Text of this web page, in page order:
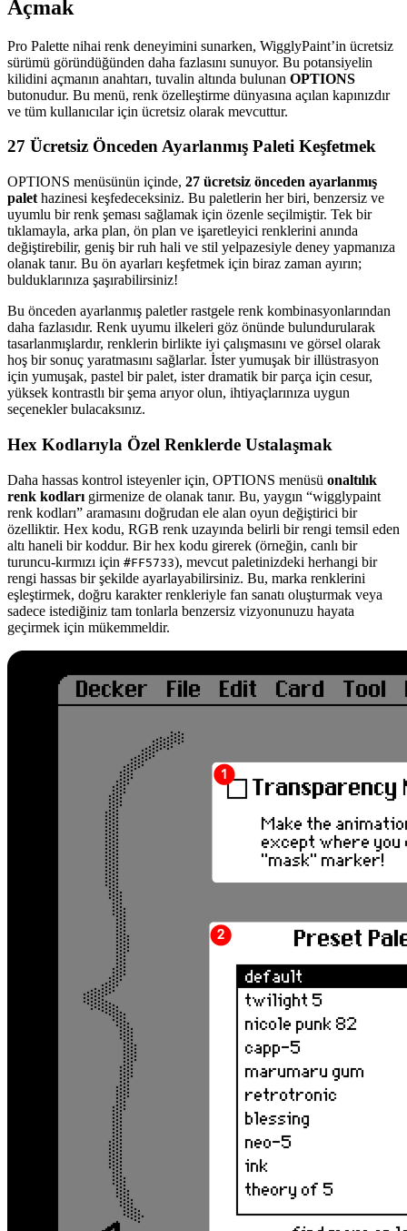
Açmak
Pro Palette nihai renk deneyimini sunarken, WigglyPaint’in ücretsiz
sürümü göründüğünden daha fazlasını sunuyor. Bu potansiyelin
kilidini açmanın anahtarı, tuvalin altında bulunan OPTIONS
butonudur. Bu menü, renk özelleştirme dünyasına açılan kapınızdır
ve tüm kullanıcılar için ücretsiz olarak mevcuttur.
27 Ücretsiz Önceden Ayarlanmış Paleti Keşfetmek
OPTIONS menüsünün içinde, 27 ücretsiz önceden ayarlanmış
palet hazinesi keşfedeceksiniz. Bu paletlerin her biri, benzersiz ve
uyumlu bir renk şeması sağlamak için özenle seçilmiştir. Tek bir
tıklamayla, arka plan, ön plan ve işaretleyici renklerini anında
değiştirebilir, geniş bir ruh hali ve stil yelpazesiyle deney yapmanıza
olanak tanır. Bu ön ayarları keşfetmek için biraz zaman ayırın;
bulduklarınıza şaşırabilirsiniz!
Bu önceden ayarlanmış paletler rastgele renk kombinasyonlarından
daha fazlasıdır. Renk uyumu ilkeleri göz önünde bulundurularak
tasarlanmışlardır, renklerin birlikte iyi çalışmasını ve görsel olarak
hoş bir sonuç yaratmasını sağlarlar. İster yumuşak bir illüstrasyon
için yumuşak, pastel bir palet, ister dramatik bir parça için cesur,
yüksek kontrastlı bir şema arıyor olun, ihtiyaçlarınıza uygun
seçenekler bulacaksınız.
Hex Kodlarıyla Özel Renklerde Ustalaşmak
Daha hassas kontrol isteyenler için, OPTIONS menüsü onaltılık
renk kodları girmenize de olanak tanır. Bu, yaygın “wigglypaint
renk kodları” aramasını doğrudan ele alan oyun değiştirici bir
özelliktir. Hex kodu, RGB renk uzayında belirli bir rengi temsil eden
altı haneli bir koddur. Bir hex kodu girerek (örneğin, canlı bir
turuncu-kırmızı için #FF5733), mevcut paletinizdeki herhangi bir
rengi hassas bir şekilde ayarlayabilirsiniz. Bu, marka renklerini
eşleştirmek, doğru karakter renkleriyle fan sanatı oluşturmak veya
sadece istediğiniz tam tonlarla benzersiz vizyonunuzu hayata
geçirmek için mükemmeldir.